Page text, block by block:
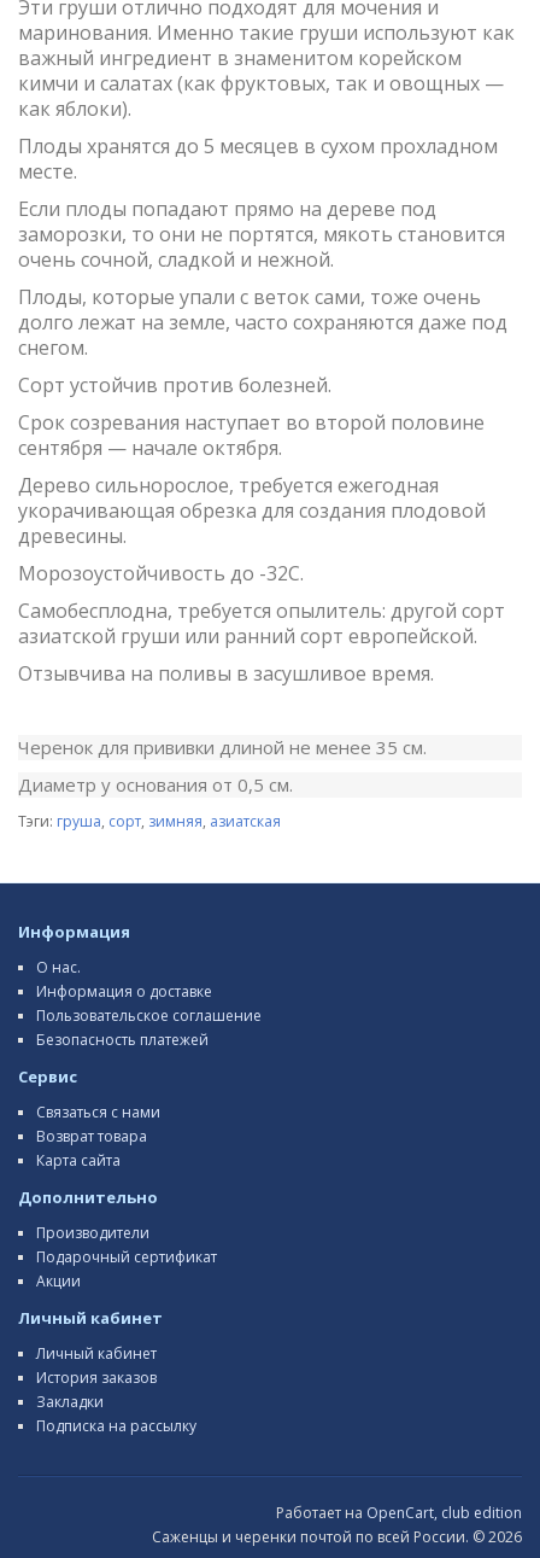
Эти груши отлично подходят для мочения и
маринования. Именно такие груши используют как
важный ингредиент в знаменитом корейском
кимчи и салатах (как фруктовых, так и овощных —
как яблоки).
Плоды хранятся до 5 месяцев в сухом прохладном
месте.
Если плоды попадают прямо на дереве под
заморозки, то они не портятся, мякоть становится
очень сочной, сладкой и нежной.
Плоды, которые упали с веток сами, тоже очень
долго лежат на земле, часто сохраняются даже под
снегом.
Сорт устойчив против болезней.
Срок созревания наступает во второй половине
сентября — начале октября.
Дерево сильнорослое, требуется ежегодная
укорачивающая обрезка для создания плодовой
древесины.
Морозоустойчивость до -32С.
Самобесплодна, требуется опылитель: другой сорт
азиатской груши или ранний сорт европейской.
Отзывчива на поливы в засушливое время.
Черенок для прививки длиной не менее 35 см.
Диаметр у основания от 0,5 см.
Тэги: груша, сорт, зимняя, азиатская
Информация
О нас.
Информация о доставке
Пользовательское соглашение
Безопасность платежей
Сервис
Связаться с нами
Возврат товара
Карта сайта
Дополнительно
Производители
Подарочный сертификат
Акции
Личный кабинет
Личный кабинет
История заказов
Закладки
Подписка на рассылку
Работает на OpenCart, club edition
Саженцы и черенки почтой по всей России. © 2026